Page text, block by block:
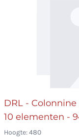
DRL -
10 elementen -
Hoogte: 480